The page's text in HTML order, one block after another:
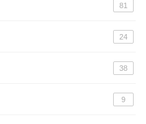
81
24
38
9